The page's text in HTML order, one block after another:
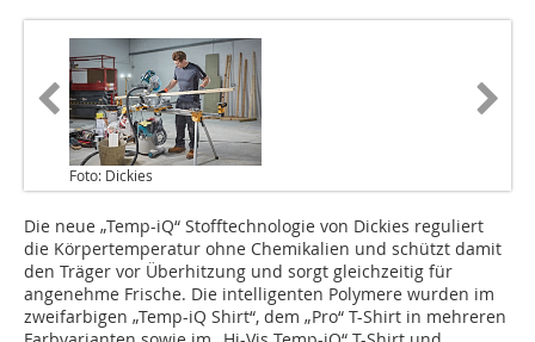
Foto: Dickies
Die neue „Temp-iQ“ Stofftechnologie von Dickies reguliert
die Körpertemperatur ohne Chemikalien und schützt damit
den Träger vor Überhitzung und sorgt gleichzeitig für
angenehme Frische. Die intelligenten Polymere wurden im
zweifarbigen „Temp-iQ Shirt“, dem „Pro“ T-Shirt in mehreren